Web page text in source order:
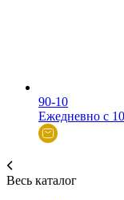
90-10
Ежедневно с
Весь каталог